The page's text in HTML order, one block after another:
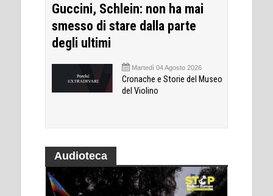
Guccini, Schlein: non ha mai
smesso di stare dalla parte
degli ultimi
Martedì 04 Agosto 2026
Cronache e Storie del Museo
del Violino
Audioteca